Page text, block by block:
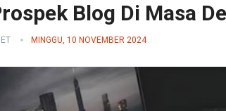
Blog Di Masa
MINGGU, 10 NOVEMBER 2024